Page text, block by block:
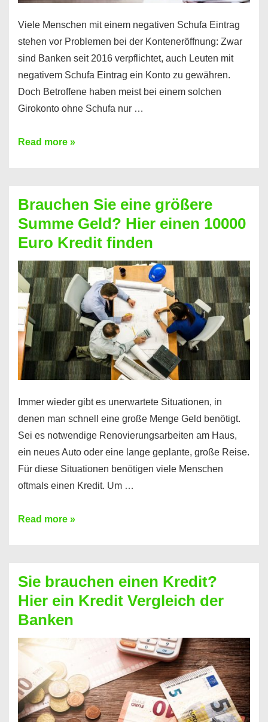
Viele Menschen mit einem negativen Schufa Eintrag
stehen vor Problemen bei der Konteneröffnung: Zwar
sind Banken seit 2016 verpflichtet, auch Leuten mit
negativem Schufa Eintrag ein Konto zu gewähren.
Doch Betroffene haben meist bei einem solchen
Girokonto ohne Schufa nur …
Günstiges
Geht
das
überhaupt?
Na
klar!
Read more »
Brauchen Sie eine größere
Summe Geld? Hier einen 10000
Euro Kredit finden
Immer wieder gibt es unerwartete Situationen, in
denen man schnell eine große Menge Geld benötigt.
Sei es notwendige Renovierungsarbeiten am Haus,
ein neues Auto oder eine lange geplante, große Reise.
Für diese Situationen benötigen viele Menschen
oftmals einen Kredit. Um …
Brauchen
Summe
Geld?
Hier
einen
10000
Euro
Kredit
finden
Read more »
Sie brauchen einen Kredit?
Hier ein Kredit Vergleich der
Banken